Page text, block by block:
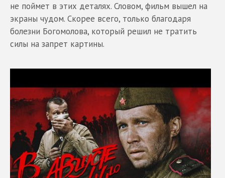
не поймет в этих деталях. Словом, фильм вышел на
экраны чудом. Скорее всего, только благодаря
болезни Богомолова, который решил не тратить
силы на запрет картины.